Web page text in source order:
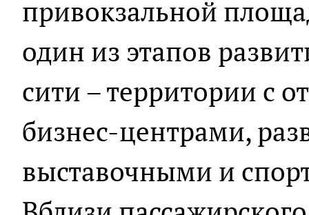
привокзальной
один из этапов
сити – территории с
бизнес-центрами,
выставочными и